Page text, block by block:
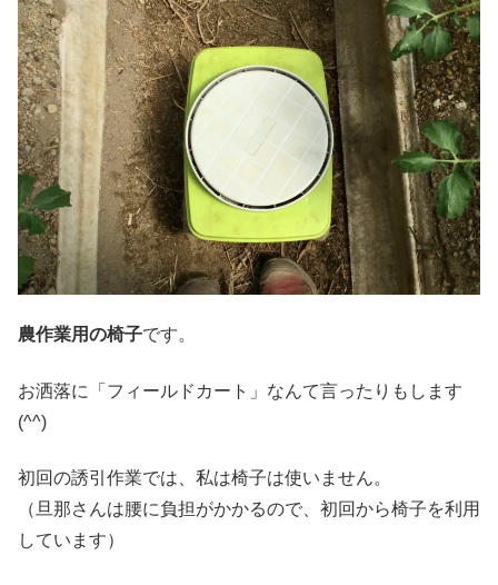
農作業用の椅子です。
お洒落に「フィールドカート」なんて言ったりもします
(^^)
初回の誘引作業では、私は椅子は使いません。
（旦那さんは腰に負担がかかるので、初回から椅子を利用
しています）